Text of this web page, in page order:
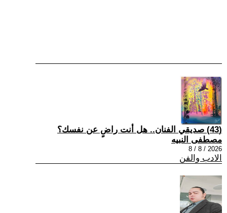
(43) صديقي الفنان.. هل أنت راضٍ عن نفسك؟
مصطفى النبيه
2026 / 8 / 8
الادب والفن